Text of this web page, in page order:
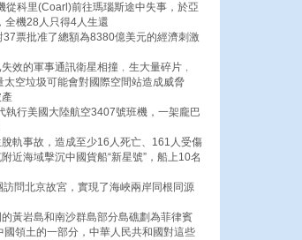
科里(Coarl)前往瑪瑙斯途中失事，於亞
全機28人只得4人生還
票批准了總額為8380億美元的經濟刺激
效的軍事通訊衛星相撞﹐生大量碎片﹐
空垃圾可能會對國際空間站造成威脅
行美國大陸航空3407號班機，一架龐巴
軌事故，造成至少16人死亡、161人受傷
近海域擊沉中國貨船“新星號”，船上10名
問北京故宮，實現了海峽兩岸同根同源
黃岩島和南沙群島部分島礁劃為菲律賓
領土的一部分，中華人民共和國對這些